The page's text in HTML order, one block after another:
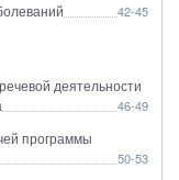
42-45
деятельности
46-49
программы
50-53